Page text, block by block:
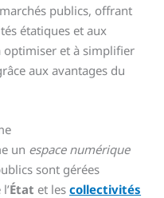
publics, offrant
étatiques et aux
optimiser et à simplifier
aux avantages du
un espace numérique
sont gérées
État et lescollectivités